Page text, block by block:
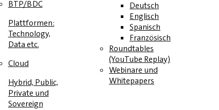
BTP/BDC
Plattformen:
Technology,
Data etc.
Cloud
Hybrid, Public,
Private und
Sovereign
Deutsch
Englisch
Spanisch
Französisch
Roundtables
(YouTube Replay)
Webinare und
Whitepapers